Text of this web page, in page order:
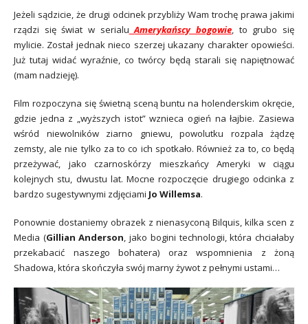
Jeżeli sądzicie, że drugi odcinek przybliży Wam trochę prawa jakimi
rządzi się świat w serialu Amerykańscy bogowie, to grubo się
mylicie. Został jednak nieco szerzej ukazany charakter opowieści.
Już tutaj widać wyraźnie, co twórcy będą starali się napiętnować
(mam nadzieję).
Film rozpoczyna się świetną sceną buntu na holenderskim okręcie,
gdzie jedna z „wyższych istot” wznieca ogień na łajbie. Zasiewa
wśród niewolników ziarno gniewu, powolutku rozpala żądzę
zemsty, ale nie tylko za to co ich spotkało. Również za to, co będą
przeżywać, jako czarnoskórzy mieszkańcy Ameryki w ciągu
kolejnych stu, dwustu lat. Mocne rozpoczęcie drugiego odcinka z
bardzo sugestywnymi zdjęciami Jo Willemsa.
Ponownie dostaniemy obrazek z nienasyconą Bilquis, kilka scen z
Media (Gillian Anderson, jako bogini technologii, która chciałaby
przekabacić naszego bohatera) oraz wspomnienia z żoną
Shadowa, która skończyła swój marny żywot z pełnymi ustami…